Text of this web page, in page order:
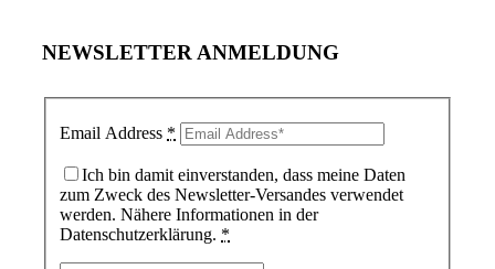
NEWSLETTER ANMELDUNG
Email Address *
Ich bin damit einverstanden, dass meine Daten
zum Zweck des Newsletter-Versandes verwendet
werden. Nähere Informationen in der
Datenschutzerklärung. *